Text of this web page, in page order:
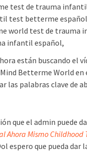
test de trauma
test betterme
world test de trauma
infantil español,
están buscando el
Betterme World en
las palabras clave de
que el admin puede
Ahora Mismo Childhood
espero que pueda dar